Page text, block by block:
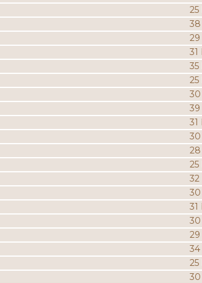
25
31
35
25
31
25
32
31
25